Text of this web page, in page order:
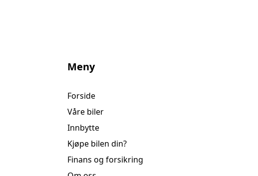
Meny
Forside
Våre biler
Innbytte
Kjøpe bilen din?
Finans og forsikring